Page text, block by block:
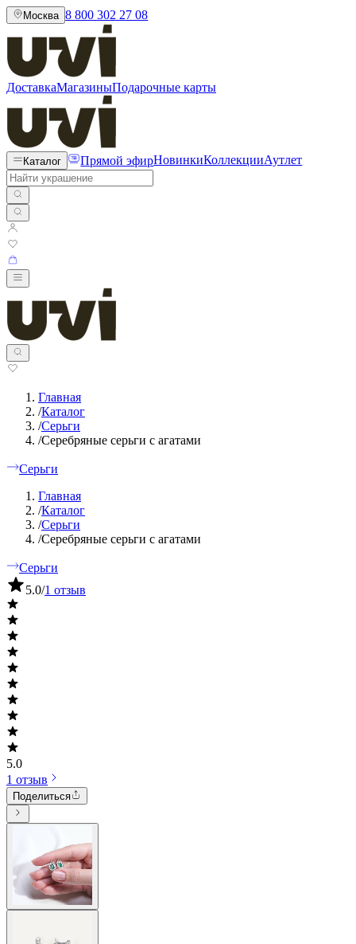
Москва 8 800 302 27 08
ДоставкаМагазиныПодарочные карты
Каталог Прямой эфирНовинкиКоллекцииАутлет
Главная
/Каталог
/Серьги
/Серебряные серьги с агатами
Серьги
Главная
/Каталог
/Серьги
/Серебряные серьги с агатами
Серьги
5.0/1 отзыв
5.0
1 отзыв
Поделиться